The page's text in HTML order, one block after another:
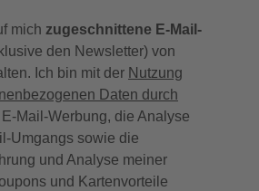
mich zugeschnittene E-Mail-
den Newsletter) von
Ich bin mit der Nutzung
Daten durch
E-Mail-Werbung, die Analyse
Umgangs sowie die
und Analyse meiner
und Kartenvorteile